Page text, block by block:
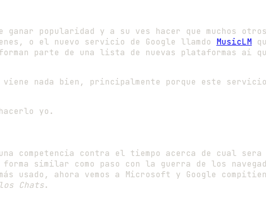
ganar popularidad y a su ves hacer que muchos
o el nuevo servicio de Google llamdo MusicLM
parte de una lista de nuevas plataformas ai
viene nada bien, principalmente porque este
yo.
una competencia contra el tiempo acerca de cual
similar como paso con la guerra de los
usado, ahora vemos a Microsoft y Google
Chats.